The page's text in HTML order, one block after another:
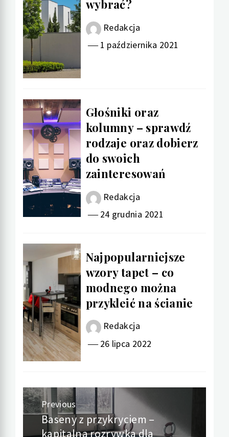
wybrać?
Redakcja
1 października 2021
Głośniki oraz
kolumny – sprawdź
rodzaje oraz dobierz
do swoich
zainteresowań
Redakcja
24 grudnia 2021
Najpopularniejsze
wzory tapet – co
modnego można
przykleić na ścianie
Redakcja
26 lipca 2022
Nawigacja
wpisu
Previous
Previous
post:
Baseny z przykryciem –
kapitalna rozrywka dla